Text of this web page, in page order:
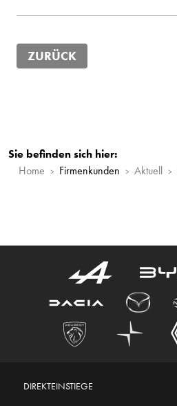
ZURÜCK
Sie befinden sich hier:
Home
Firmenkunden Aktuell
DIREKTEINSTIEGE